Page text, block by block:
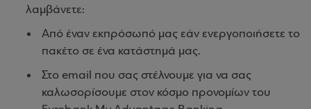
λαμβάνετε:
Από έναν εκπρόσωπό μας εάν ενεργοποιήσετε το
πακέτο σε ένα κατάστημά μας.
Στο email που σας στέλνουμε για να σας
καλωσορίσουμε στον κόσμο προνομίων του